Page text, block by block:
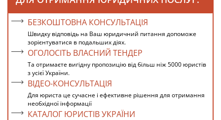
БЕЗКОШТОВНА КОНСУЛЬТАЦІЯ
Швидку відповідь на Ваш юридичний питання допоможе
зорієнтуватися в подальших діях.
ОГОЛОСІТЬ ВЛАСНИЙ ТЕНДЕР
Та отримаєте вигідну пропозицію від більш ніж 5000 юристів
з усієї України.
ВІДЕО-КОНСУЛЬТАЦІЯ
Для юриста це сучасне і ефективне рішення для отримання
необхідної інформації
КАТАЛОГ ЮРИСТІВ УКРАЇНИ